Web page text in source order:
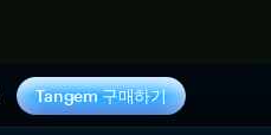
Tangem 구매하기